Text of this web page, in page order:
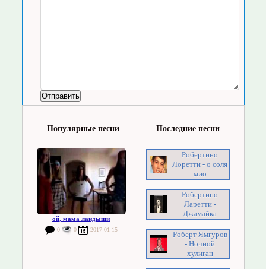
Популярные песни
ой, мама ландыши
0 0 2017-01-15
Последние песни
Робертино
Лоретти - о соля
мио
Робертино
Ларетти -
Джамайка
Роберт Ямгуров
- Ночной
хулиган